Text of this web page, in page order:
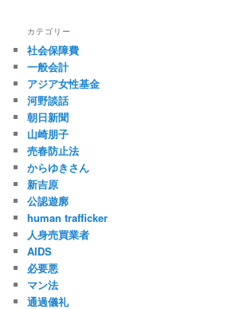
カテゴリー
社会保障費
一般会計
アジア女性基金
河野談話
朝日新聞
山崎朋子
売春防止法
からゆきさん
新吉原
公認遊廓
human trafficker
人身売買業者
AIDS
必要悪
マン法
通過儀礼